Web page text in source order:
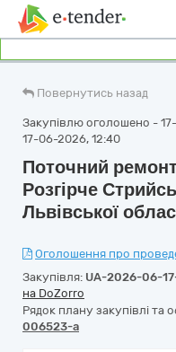
Повернутись назад
Закупівлю оголошено -
17-06-2026, 12:40
Поточний
Розгірче
Львівської
Оголошення про
Закупівля: UA-2026-06-
на DoZorro
Рядок плану закупівлі та
006523-a